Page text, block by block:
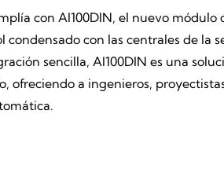
con AI100DIN, el nuevo
con las centrales de la
sencilla, AI100DIN es una
ofreciendo a ingenieros,